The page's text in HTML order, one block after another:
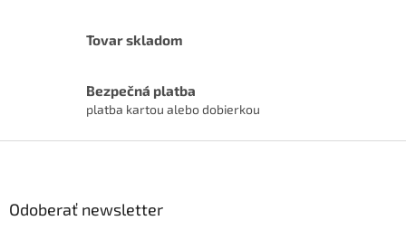
y
ý
Tovar skladom
Bezpečná platba
platba kartou alebo dobierkou
Odoberať newsletter